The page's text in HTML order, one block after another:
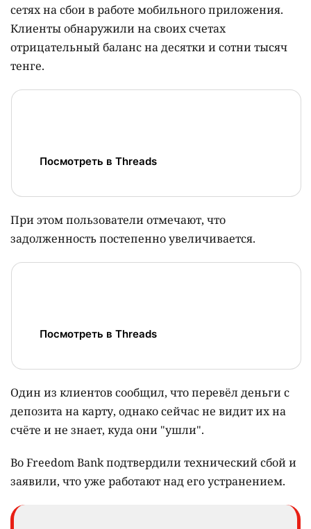
сетях на сбои в работе мобильного приложения.
Клиенты обнаружили на своих счетах
отрицательный баланс на десятки и сотни тысяч
тенге.
Посмотреть в Threads
При этом пользователи отмечают, что
задолженность постепенно увеличивается.
Посмотреть в Threads
Один из клиентов сообщил, что перевёл деньги с
депозита на карту, однако сейчас не видит их на
счёте и не знает, куда они "ушли".
Во Freedom Bank подтвердили технический сбой и
заявили, что уже работают над его устранением.